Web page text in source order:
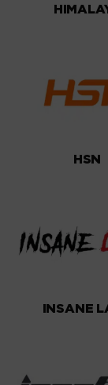
HSN
INSANE